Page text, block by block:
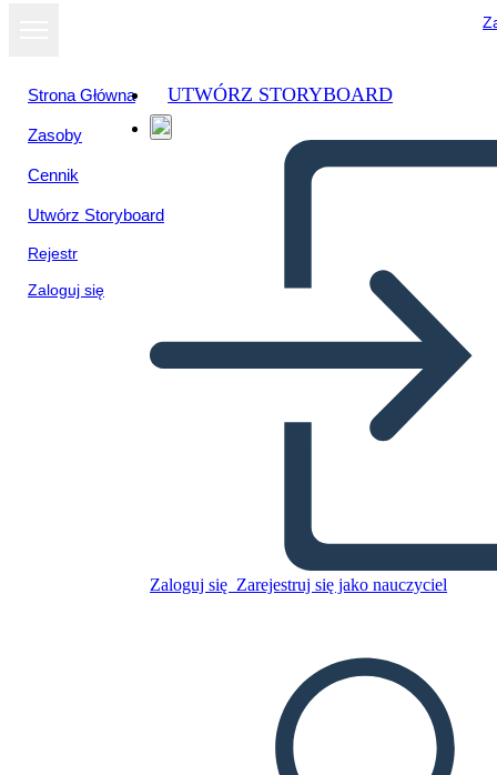
Strona Główna
Zasoby
Cennik
Utwórz Storyboard
Rejestr
Zaloguj się
UTWÓRZ STORYBOARD
Zaloguj się Zarejestruj się jako nauczyciel
Grafico
STWÓRZ SCENORYS
ODTWARZANIE POKAZU SLAJDÓW
PRZECZYTAJ MI